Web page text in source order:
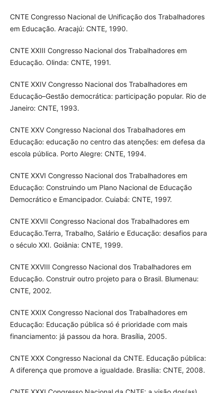
CNTE Congresso Nacional de Unificação dos Trabalhadores
em Educação. Aracajú: CNTE, 1990.
CNTE XXIII Congresso Nacional dos Trabalhadores em
Educação. Olinda: CNTE, 1991.
CNTE XXIV Congresso Nacional dos Trabalhadores em
Educação–Gestão democrática: participação popular. Rio de
Janeiro: CNTE, 1993.
CNTE XXV Congresso Nacional dos Trabalhadores em
Educação: educação no centro das atenções: em defesa da
escola pública. Porto Alegre: CNTE, 1994.
CNTE XXVI Congresso Nacional dos Trabalhadores em
Educação: Construindo um Plano Nacional de Educação
Democrático e Emancipador. Cuiabá: CNTE, 1997.
CNTE XXVII Congresso Nacional dos Trabalhadores em
Educação.Terra, Trabalho, Salário e Educação: desafios para
o século XXI. Goiânia: CNTE, 1999.
CNTE XXVIII Congresso Nacional dos Trabalhadores em
Educação. Construir outro projeto para o Brasil. Blumenau:
CNTE, 2002.
CNTE XXIX Congresso Nacional dos Trabalhadores em
Educação: Educação pública só é prioridade com mais
financiamento: já passou da hora. Brasília, 2005.
CNTE XXX Congresso Nacional da CNTE. Educação pública:
A diferença que promove a igualdade. Brasília: CNTE, 2008.